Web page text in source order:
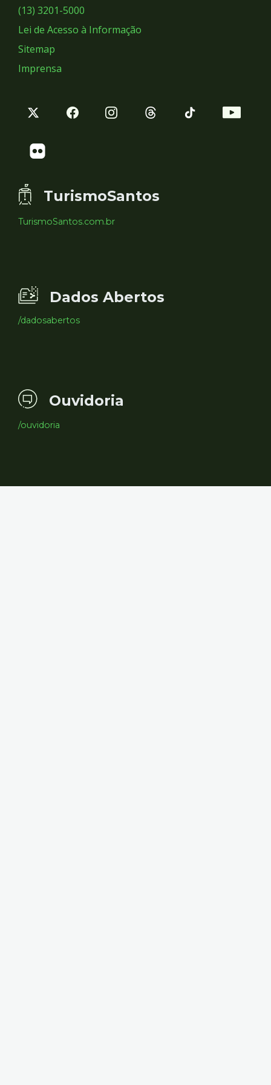
Sociais
(13) 3201-5000
Lei de Acesso à Informação
Sitemap
Imprensa
TurismoSantos
TurismoSantos.com.br
Dados Abertos
/dadosabertos
Ouvidoria
/ouvidoria